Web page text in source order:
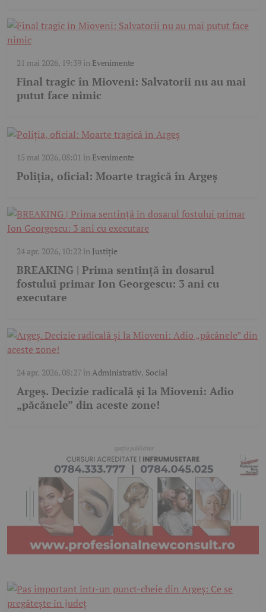
21 mai 2026, 19:39în Evenimente
Final tragic în Mioveni: Salvatorii nu au mai
putut face nimic
15 mai 2026, 08:01 în Evenimente
Poliția, oficial: Moarte tragică în Argeș
24 apr. 2026, 10:22 în Justiție
BREAKING | Prima sentință în dosarul
fostului primar Ion Georgescu: 3 ani cu
executare
24 apr. 2026, 08:27înAdministrativ, Social
Argeș. Decizie radicală și la Mioveni: Adio
„păcănele” din aceste zone!